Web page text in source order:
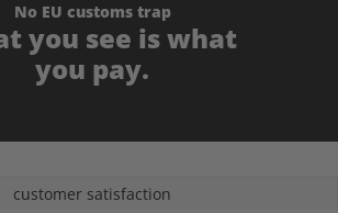
No EU customs trap
you see is what
you pay.
customer satisfaction